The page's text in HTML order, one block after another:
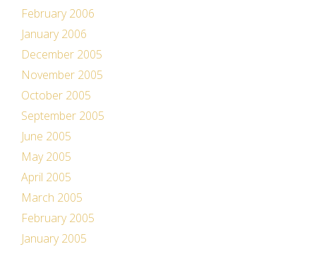
February 2006
January 2006
December 2005
November 2005
October 2005
September 2005
June 2005
May 2005
April 2005
March 2005
February 2005
January 2005